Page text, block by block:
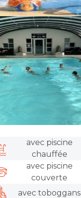
avec piscine
chauffée
avec piscine
couverte
avec toboggans